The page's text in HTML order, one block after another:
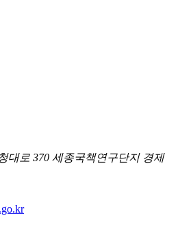
대로 370 세종국책연구단지 경제